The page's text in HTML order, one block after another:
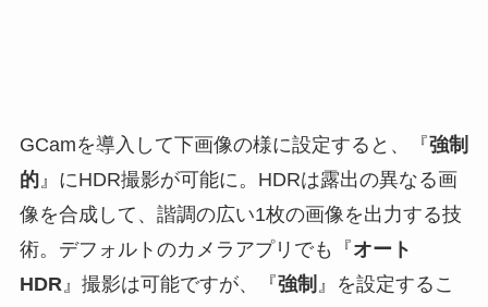
GCamを導入して下画像の様に設定すると、『強制
的』にHDR撮影が可能に。HDRは露出の異なる画
像を合成して、諧調の広い1枚の画像を出力する技
術。デフォルトのカメラアプリでも『オート
HDR』撮影は可能ですが、『強制 』を設定するこ